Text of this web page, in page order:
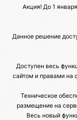
Акция! До 1
Данное решение
Доступен весь
сайтом и правами на
Техническое
размещение на
Весь новый